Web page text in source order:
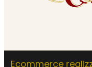
Ecommerce